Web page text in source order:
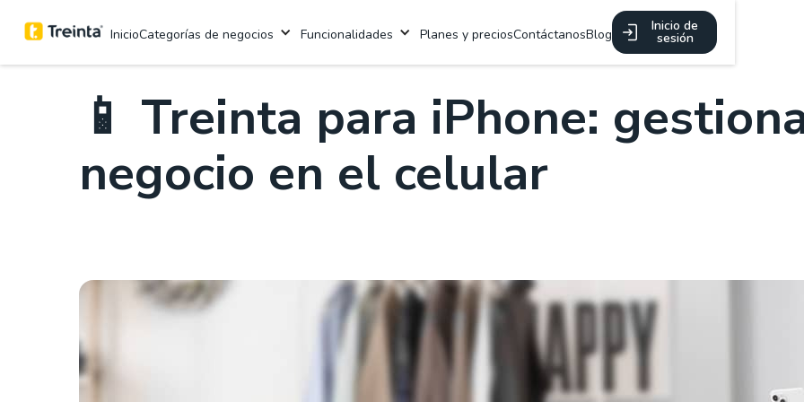
InicioCategorías de negocios Funcionalidades Planes y preciosContáctanosBlog
Inicio de
sesión
📱 Treinta para iPhone:
negocio en el celular